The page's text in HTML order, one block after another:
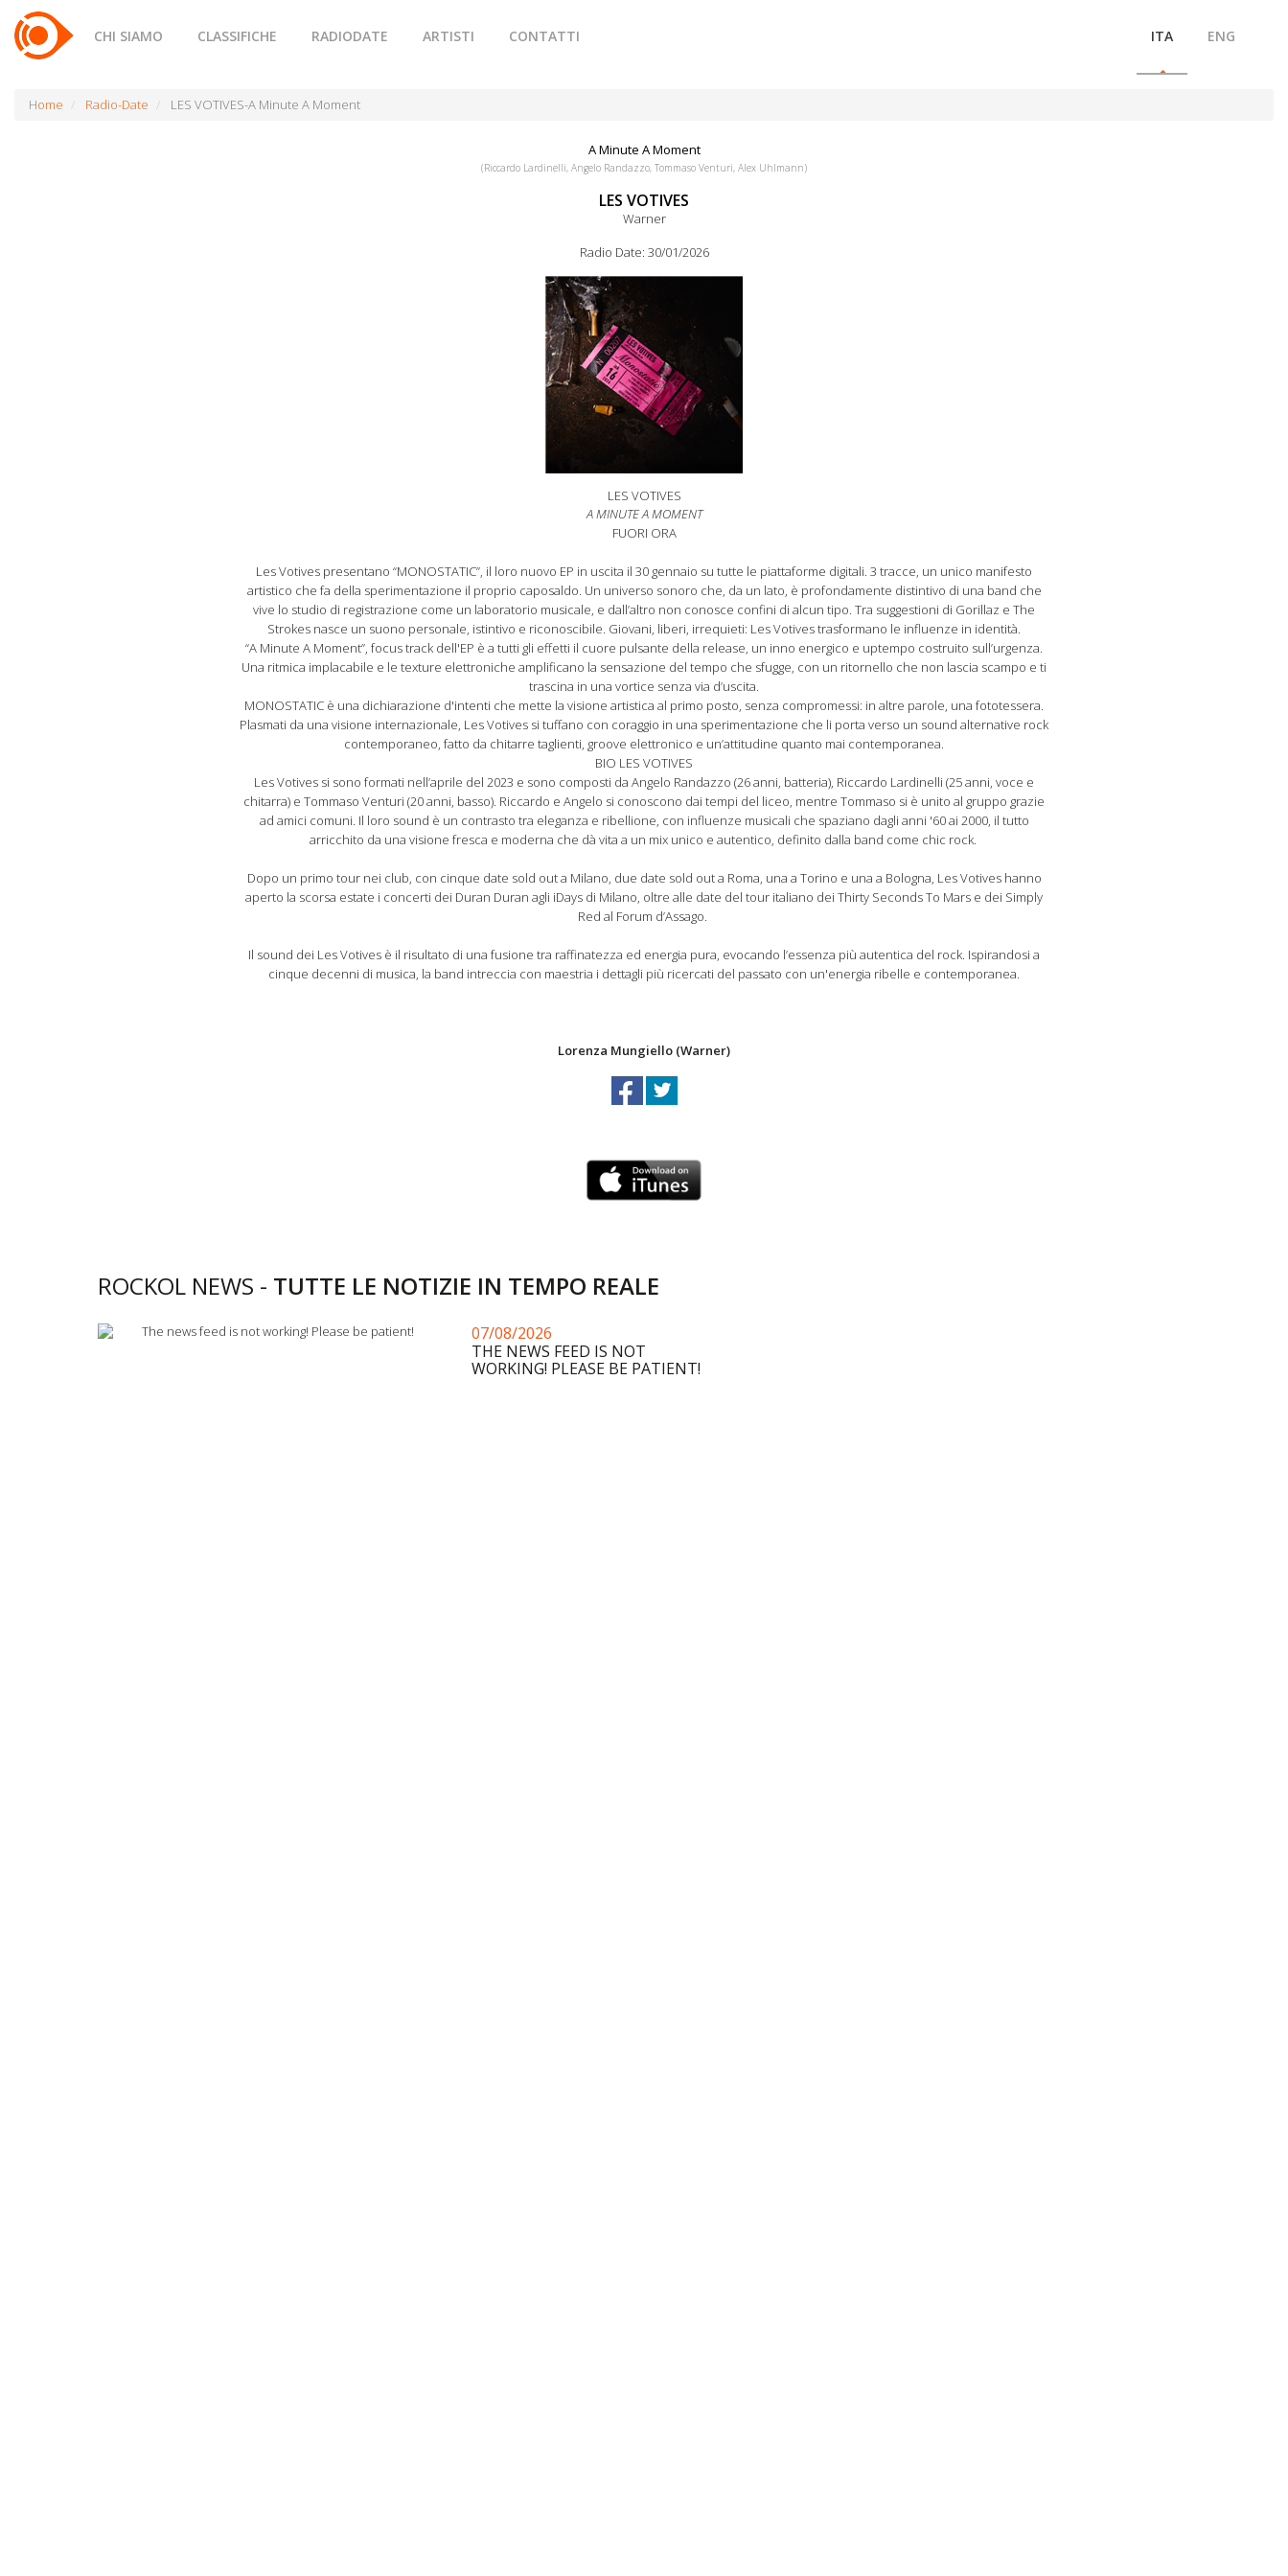
ITA ENG
CHI SIAMO CLASSIFICHE RADIODATE ARTISTI CONTATTI
Home Radio-Date LES VOTIVES-A Minute A Moment
A Minute A Moment
(Riccardo Lardinelli, Angelo Randazzo, Tommaso Venturi, Alex Uhlmann)
LES VOTIVES
Warner
Radio Date: 30/01/2026
LES VOTIVES
A MINUTE A MOMENT
FUORI ORA
Les Votives presentano “MONOSTATIC”, il loro nuovo EP in uscita il 30 gennaio su tutte le piattaforme digitali. 3 tracce, un unico manifesto
artistico che fa della sperimentazione il proprio caposaldo. Un universo sonoro che, da un lato, è profondamente distintivo di una band che
vive lo studio di registrazione come un laboratorio musicale, e dall’altro non conosce confini di alcun tipo. Tra suggestioni di Gorillaz e The
Strokes nasce un suono personale, istintivo e riconoscibile. Giovani, liberi, irrequieti: Les Votives trasformano le influenze in identità.
“A Minute A Moment”, focus track dell'EP è a tutti gli effetti il cuore pulsante della release, un inno energico e uptempo costruito sull’urgenza.
Una ritmica implacabile e le texture elettroniche amplificano la sensazione del tempo che sfugge, con un ritornello che non lascia scampo e ti
trascina in una vortice senza via d’uscita.
MONOSTATIC è una dichiarazione d'intenti che mette la visione artistica al primo posto, senza compromessi: in altre parole, una fototessera.
Plasmati da una visione internazionale, Les Votives si tuffano con coraggio in una sperimentazione che li porta verso un sound alternative rock
contemporaneo, fatto da chitarre taglienti, groove elettronico e un’attitudine quanto mai contemporanea.
BIO LES VOTIVES
Les Votives si sono formati nell’aprile del 2023 e sono composti da Angelo Randazzo (26 anni, batteria), Riccardo Lardinelli (25 anni, voce e
chitarra) e Tommaso Venturi (20 anni, basso). Riccardo e Angelo si conoscono dai tempi del liceo, mentre Tommaso si è unito al gruppo grazie
ad amici comuni. Il loro sound è un contrasto tra eleganza e ribellione, con influenze musicali che spaziano dagli anni '60 ai 2000, il tutto
arricchito da una visione fresca e moderna che dà vita a un mix unico e autentico, definito dalla band come chic rock.
Dopo un primo tour nei club, con cinque date sold out a Milano, due date sold out a Roma, una a Torino e una a Bologna, Les Votives hanno
aperto la scorsa estate i concerti dei Duran Duran agli iDays di Milano, oltre alle date del tour italiano dei Thirty Seconds To Mars e dei Simply
Red al Forum d’Assago.
Il sound dei Les Votives è il risultato di una fusione tra raffinatezza ed energia pura, evocando l’essenza più autentica del rock. Ispirandosi a
cinque decenni di musica, la band intreccia con maestria i dettagli più ricercati del passato con un'energia ribelle e contemporanea.
Lorenza Mungiello (Warner)
ROCKOL NEWS - TUTTE LE NOTIZIE IN TEMPO REALE
07/08/2026
THE NEWS FEED IS NOT
WORKING! PLEASE BE PATIENT!